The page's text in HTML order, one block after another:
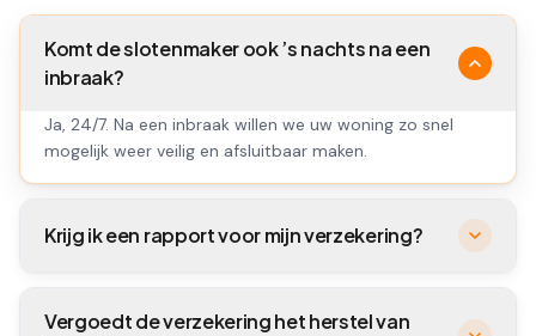
Komt de slotenmaker ook ’s nachts na een
inbraak?
Ja, 24/7. Na een inbraak willen we uw woning zo snel
mogelijk weer veilig en afsluitbaar maken.
Krijg ik een rapport voor mijn verzekering?
Vergoedt de verzekering het herstel van